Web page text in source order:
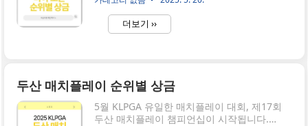
말레온 골프 코스에서 개최됩니다. 총상금 250
만 달러가 걸린 72홀 스트로크 플레이 형식으
로 진행됩니다. 이번 대회에서 순위별 상금은
에라 마야 오픈 경기 결과 (확인)2025LPGA 멕
시코 리비에라 마야 오픈 대회 개요일정: 2025
년 5월 22일(목) ~ 25일(일)장소: 엘 카말레온
골프 코스 (El Camaleón Golf Course), 멕시코
더보기 ››
두산 매치플레이 순위별 상금
5월 KLPGA 유일한 매치플레이 대회, 제17회
두산 매치플레이 챔피언십이 시작됩니다.